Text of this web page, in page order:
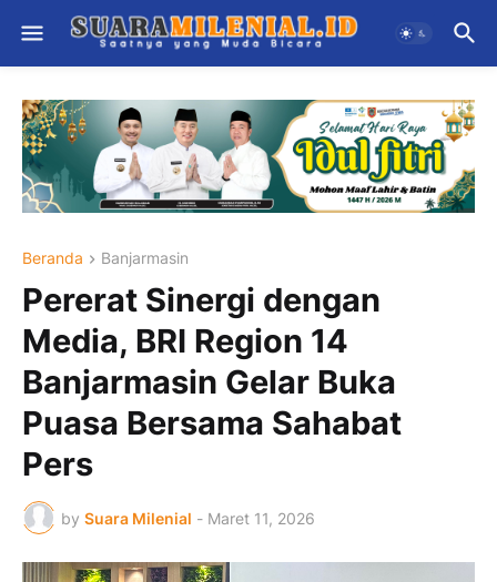
Beranda Banjarmasin
Pererat Sinergi dengan
Media, BRI Region 14
Banjarmasin Gelar Buka
Puasa Bersama Sahabat
Pers
by Suara Milenial - Maret 11, 2026